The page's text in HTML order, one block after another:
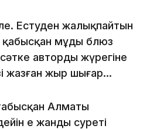
Естуден жалықпайтын
қабысқан мұңды блюз
автордың жүрегіне
жазған жыр шығар…
Алматы
ең жанды суреті